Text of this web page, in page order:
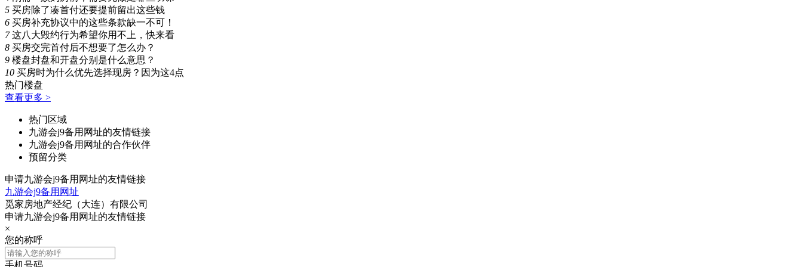
5 买房除了凑首付还要提前留出这些钱
6 买房补充协议中的这些条款缺一不可！
7 这八大毁约行为希望你用不上，快来看
8 买房交完首付后不想要了怎么办？
9 楼盘封盘和开盘分别是什么意思？
10 买房时为什么优先选择现房？因为这4点
热门楼盘
查看更多 >
热门区域
九游会j9备用网址的友情链接
九游会j9备用网址的合作伙伴
预留分类
申请九游会j9备用网址的友情链接
九游会j9备用网址
觅家房地产经纪（大连）有限公司
申请九游会j9备用网址的友情链接
×
您的称呼
手机号码